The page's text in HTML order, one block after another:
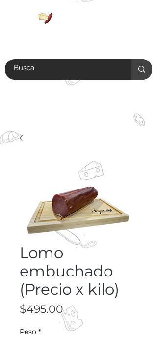
Lomo
embuchado
(Precio x kilo)
$495.00Precio
Peso *